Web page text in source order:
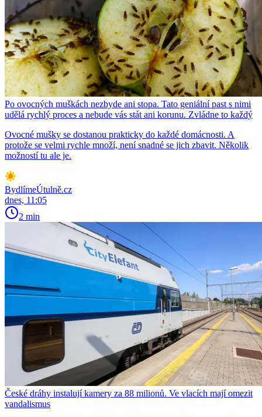
Po ovocných muškách nezbyde ani stopa. Tato geniální past s nimi
udělá rychlý proces a nebude vás stát ani korunu. Zvládne to každý
Ovocné mušky se dostanou prakticky do každé domácnosti. A
protože se velmi rychle množí, není snadné se jich zbavit. Několik
možností tu ale je.
BydlímeÚtulně.cz
dnes, 11:05
2 min
České dráhy instalují kamery za 88 milionů. Ve vlacích mají omezit
vandalismus